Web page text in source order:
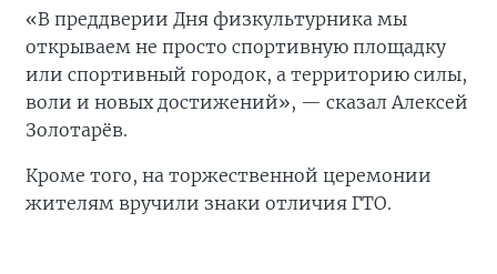
«В преддверии Дня физкультурника мы
открываем не просто спортивную площадку
или спортивный городок, а территорию силы,
воли и новых достижений», — сказал Алексей
Золотарёв.
Кроме того, на торжественной церемонии
жителям вручили знаки отличия ГТО.